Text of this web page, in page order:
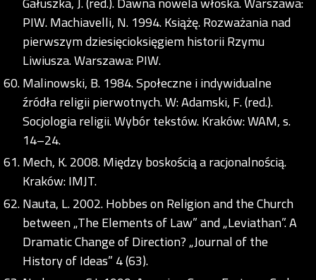
PIW. Machiavelli, N. 1994. Książę. Rozważania nad
pierwszym dziesięcioksięgiem historii Rzymu
Liwiusza. Warszawa: PIW.
Malinowski, B. 1984. Społeczne i indywidualne
źródła religii pierwotnych. W: Adamski, F. (red.).
Socjologia religii. Wybór tekstów. Kraków: WAM, s.
14–24.
Mech, K. 2008. Między boskością a racjonalnością.
Kraków: IMJT.
Nauta, L. 2002. Hobbes on Religion and the Church
between „The Elements of Law” and „Leviathan”. A
Dramatic Change of Direction? „Journal of the
History of Ideas” 4 (63).